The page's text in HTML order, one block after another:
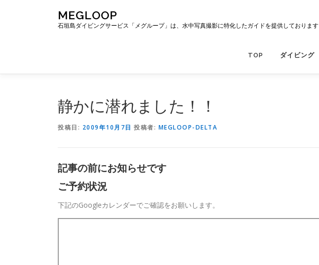
ス
MEGLOOP
石垣島ダイビングサービス「メグループ」は、水中写真撮影に特化したガイドを提供しております
TOP ダイビング
静かに潜れました！！
投稿日: 2009年10月7日 投稿者: MEGLOOP-DELTA
記事の前にお知らせです
ご予約状況
下記のGoogleカレンダーでご確認をお願いします。